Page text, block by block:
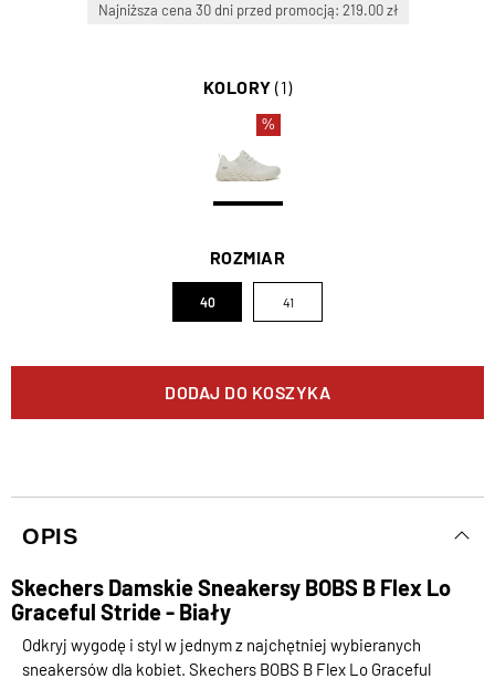
Najniższa cena 30 dni przed promocją: 219.00 zł
KOLORY (1)
%
ROZMIAR
40 41
DODAJ DO KOSZYKA
OPIS
Skechers Damskie Sneakersy BOBS B Flex Lo
Graceful Stride - Biały
Odkryj wygodę i styl w jednym z najchętniej wybieranych
sneakersów dla kobiet. Skechers BOBS B Flex Lo Graceful